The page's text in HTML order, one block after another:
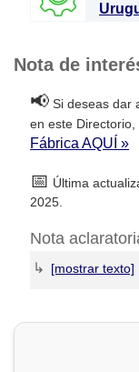
Nota de
📢 Si deseas dar
en este
Fábrica AQUÍ »
📅 Última
2025.
Nota
↳
información